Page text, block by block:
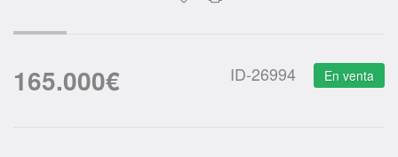
165.000€ ID-26994 En venta